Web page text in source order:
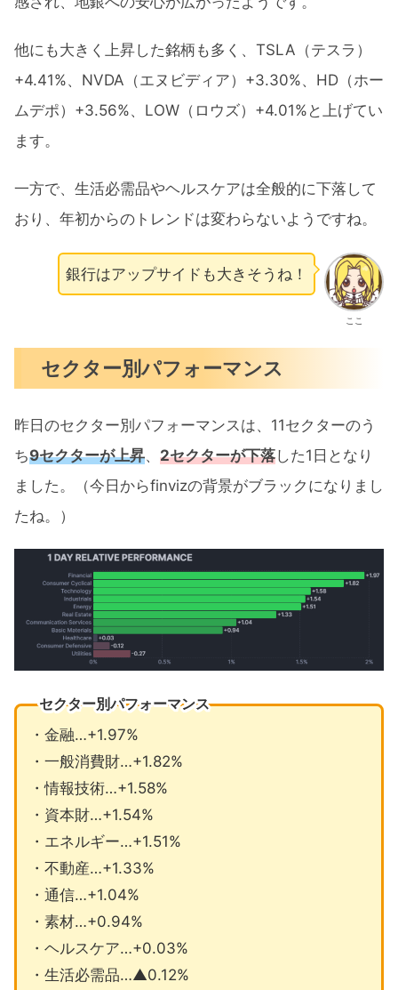
他にも大きく上昇した銘柄も多く、TSLA（テスラ）
+4.41%、NVDA（エヌビディア）+3.30%、HD（ホー
ムデポ）+3.56%、LOW（ロウズ）+4.01%と上げてい
ます。
一方で、生活必需品やヘルスケアは全般的に下落して
おり、年初からのトレンドは変わらないようですね。
ここ
銀行はアップサイドも大きそうね！
セクター別パフォーマンス
昨日のセクター別パフォーマンスは、11セクターのう
ち9セクターが上昇、 2セクターが下落した1日となり
ました。（今日からfinvizの背景がブラックになりまし
たね。）
セクター別パフォーマンス
・金融…+1.97%
・一般消費財…+1.82%
・情報技術…+1.58%
・資本財…+1.54%
・エネルギー…+1.51%
・不動産…+1.33%
・通信…+1.04%
・素材…+0.94%
・ヘルスケア…+0.03%
・生活必需品…▲0.12%